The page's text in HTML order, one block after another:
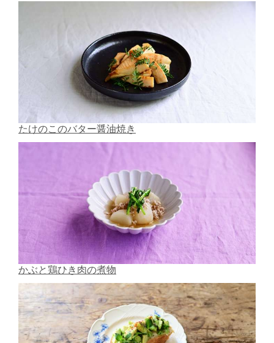
たけのこのバター醤油焼き
かぶと鶏ひき肉の煮物